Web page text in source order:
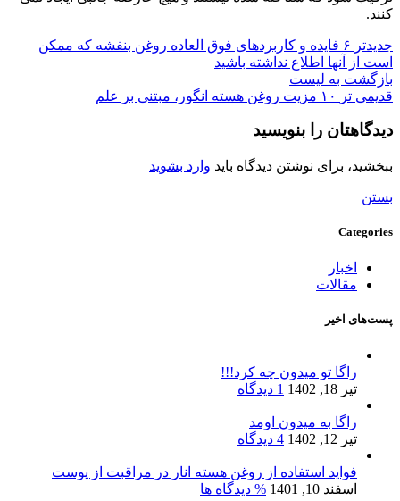
کنند.
جدیدتر
۶ فایده و کاربردهای فوق العاده روغن بنفشه که ممکن
است از آنها اطلاع نداشته باشید
بازگشت به لیست
قدیمی تر
۱۰ مزیت روغن هسته انگور، مبتنی بر علم
دیدگاهتان را بنویسید
ببخشید، برای نوشتن دیدگاه باید وارد بشوید
بستن
Categories
اخبار
مقالات
پست‌های اخیر
راگا تو میدون چه کرد!!!
تیر 18, 1402
1 دیدگاه
راگا به میدون اومد
تیر 12, 1402
4 دیدگاه
فواید استفاده از روغن هسته انار در مراقبت از پوست
اسفند 10, 1401
% دیدگاه ها